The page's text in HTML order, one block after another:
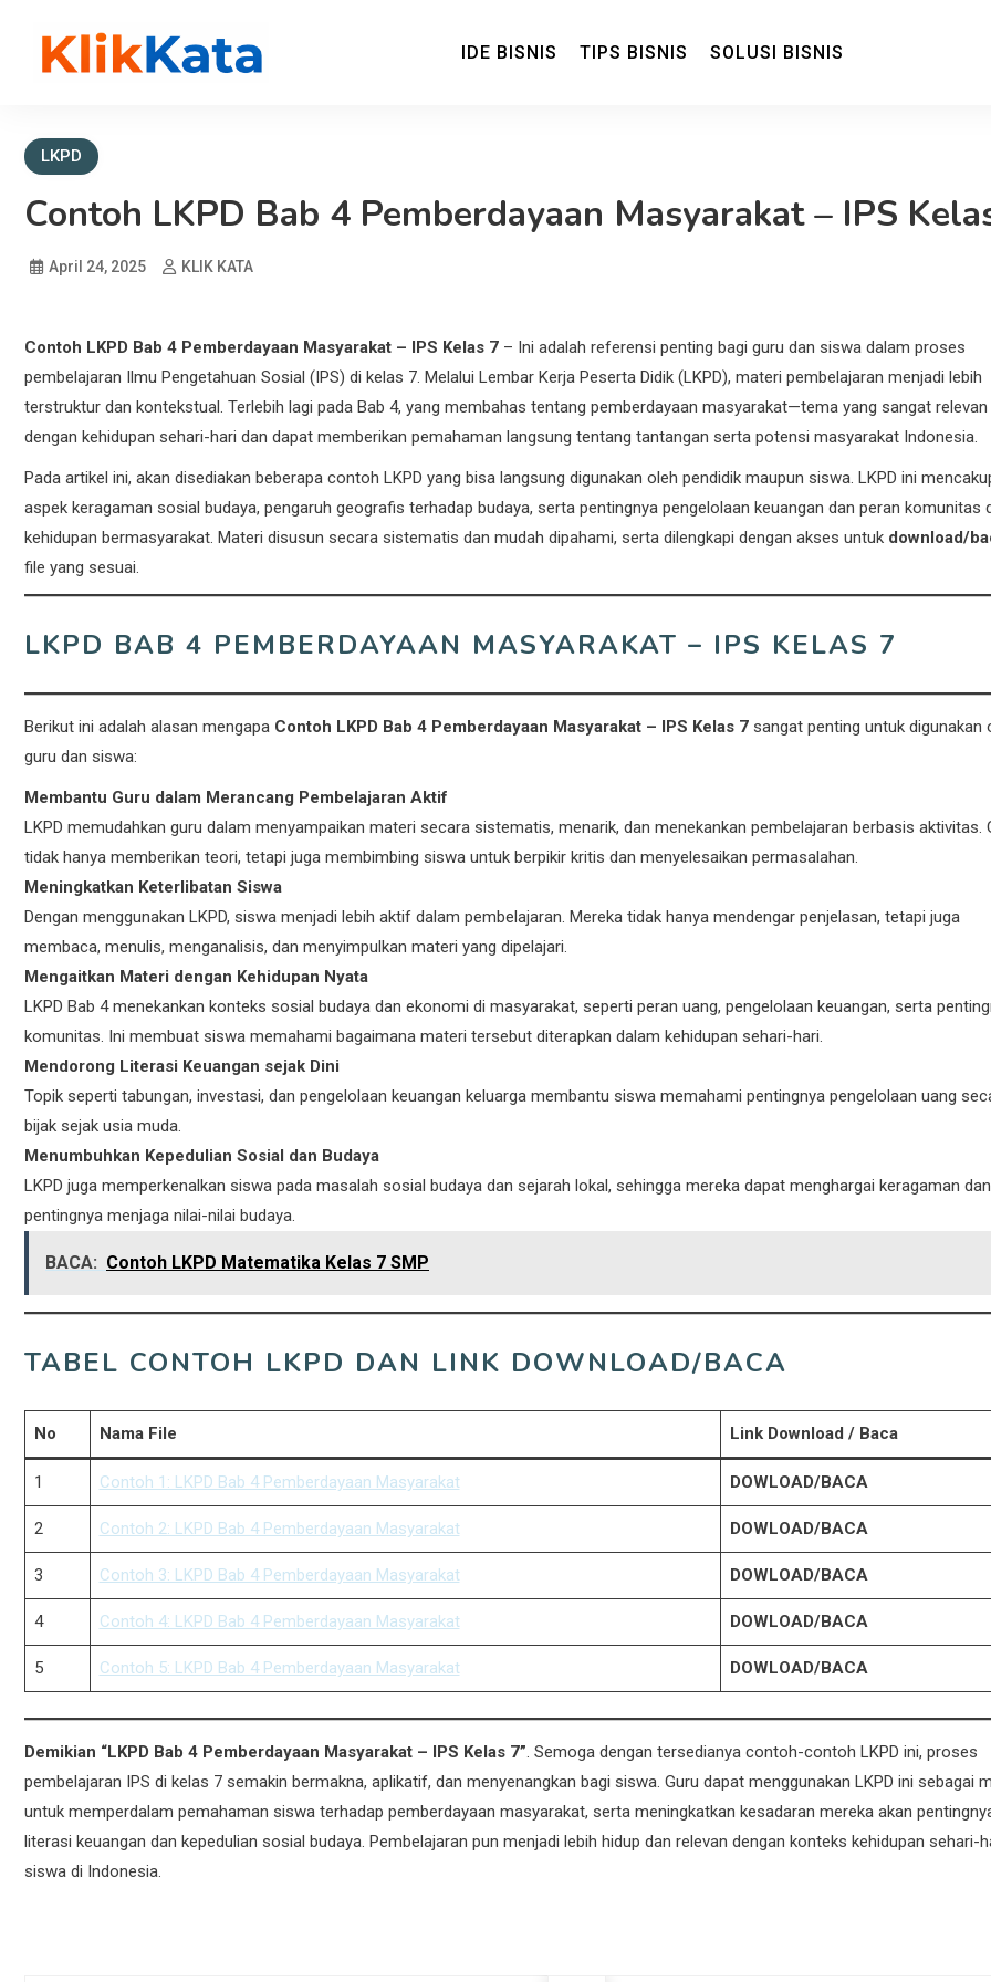
IDE BISNIS TIPS BISNIS SOLUSI BISNIS
LKPD
Contoh LKPD Bab 4 Pemberdayaan Masyarakat – IPS
April 24, 2025 KLIK KATA
Contoh LKPD Bab 4 Pemberdayaan Masyarakat – IPS Kelas 7 – Ini adalah referensi penting bagi guru dan siswa dalam proses
pembelajaran Ilmu Pengetahuan Sosial (IPS) di kelas 7. Melalui Lembar Kerja Peserta Didik (LKPD), materi pembelajaran menjadi lebih
terstruktur dan kontekstual. Terlebih lagi pada Bab 4, yang membahas tentang pemberdayaan masyarakat—tema yang sangat relevan
dengan kehidupan sehari-hari dan dapat memberikan pemahaman langsung tentang tantangan serta potensi masyarakat Indonesia.
Pada artikel ini, akan disediakan beberapa contoh LKPD yang bisa langsung digunakan oleh pendidik maupun siswa. LKPD ini
aspek keragaman sosial budaya, pengaruh geografis terhadap budaya, serta pentingnya pengelolaan keuangan dan peran komunitas
kehidupan bermasyarakat. Materi disusun secara sistematis dan mudah dipahami, serta dilengkapi dengan akses untuk download/
file yang sesuai.
LKPD BAB 4 PEMBERDAYAAN MASYARAKAT – IPS KELAS 7
Berikut ini adalah alasan mengapa Contoh LKPD Bab 4 Pemberdayaan Masyarakat – IPS Kelas 7 sangat penting untuk digunakan
guru dan siswa:
Membantu Guru dalam Merancang Pembelajaran Aktif
LKPD memudahkan guru dalam menyampaikan materi secara sistematis, menarik, dan menekankan pembelajaran berbasis aktivitas.
tidak hanya memberikan teori, tetapi juga membimbing siswa untuk berpikir kritis dan menyelesaikan permasalahan.
Meningkatkan Keterlibatan Siswa
Dengan menggunakan LKPD, siswa menjadi lebih aktif dalam pembelajaran. Mereka tidak hanya mendengar penjelasan, tetapi juga
membaca, menulis, menganalisis, dan menyimpulkan materi yang dipelajari.
Mengaitkan Materi dengan Kehidupan Nyata
LKPD Bab 4 menekankan konteks sosial budaya dan ekonomi di masyarakat, seperti peran uang, pengelolaan keuangan, serta
komunitas. Ini membuat siswa memahami bagaimana materi tersebut diterapkan dalam kehidupan sehari-hari.
Mendorong Literasi Keuangan sejak Dini
Topik seperti tabungan, investasi, dan pengelolaan keuangan keluarga membantu siswa memahami pentingnya pengelolaan uang
bijak sejak usia muda.
Menumbuhkan Kepedulian Sosial dan Budaya
LKPD juga memperkenalkan siswa pada masalah sosial budaya dan sejarah lokal, sehingga mereka dapat menghargai keragaman dan
pentingnya menjaga nilai-nilai budaya.
BACA: Contoh LKPD Matematika Kelas 7 SMP
TABEL CONTOH LKPD DAN LINK DOWNLOAD/BACA
No Nama File Link Download / Baca
1 Contoh 1: LKPD Bab 4 Pemberdayaan Masyarakat DOWLOAD/BACA
2 Contoh 2: LKPD Bab 4 Pemberdayaan Masyarakat DOWLOAD/BACA
3 Contoh 3: LKPD Bab 4 Pemberdayaan Masyarakat DOWLOAD/BACA
4 Contoh 4: LKPD Bab 4 Pemberdayaan Masyarakat DOWLOAD/BACA
5 Contoh 5: LKPD Bab 4 Pemberdayaan Masyarakat DOWLOAD/BACA
Demikian “LKPD Bab 4 Pemberdayaan Masyarakat – IPS Kelas 7” . Semoga dengan tersedianya contoh-contoh LKPD ini, proses
pembelajaran IPS di kelas 7 semakin bermakna, aplikatif, dan menyenangkan bagi siswa. Guru dapat menggunakan LKPD ini sebagai
untuk memperdalam pemahaman siswa terhadap pemberdayaan masyarakat, serta meningkatkan kesadaran mereka akan
literasi keuangan dan kepedulian sosial budaya. Pembelajaran pun menjadi lebih hidup dan relevan dengan konteks kehidupan sehari-
siswa di Indonesia.